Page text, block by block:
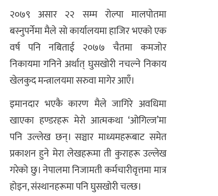
२०७९ असार २२ सम्म रोल्पा मालपोतमा
बस्नुपर्नेमा मैले सो कार्यालयमा हाजिर भएको एक
वर्ष पनि नबिताई २०७७ चैतमा कमजोर
निकायमा गनिने अर्थात् घुसखोरी नचल्ने निकाय
खेलकुद मन्त्रालयमा सरुवा मागेर आएँ।
इमानदार भएकै कारण मैले जागिरे अवधिमा
खाएका हण्डरहरू मेरो आत्मकथा ‘ओगिल्ज’मा
पनि उल्लेख छन्। सञ्चार माध्यमहरूबाट समेत
प्रकाशन हुने मेरा लेखहरूमा ती कुराहरू उल्लेख
गरेको छु। नेपालमा निजामती कर्मचारीवृत्तमा मात्र
होइन, संस्थानहरूमा पनि घुसखोरी चल्छ।